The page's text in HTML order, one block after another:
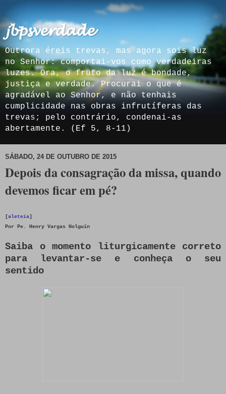
𝓳𝓫𝓹𝓼𝓿𝓮𝓻𝓭𝓪𝓭𝓮
Outrora éreis trevas, mas agora sois luz
no Senhor: comportai-vos como verdadeiras
luzes. Ora, o fruto da luz é bondade,
justiça e verdade. Procurai o que é
agradável ao Senhor, e não tenhais
cumplicidade nas obras infrutíferas das
trevas; pelo contrário, condenai-as
abertamente. (Ef 5, 8-11)
SÁBADO, 24 DE OUTUBRO DE 2015
Depois da consagração da missa, quando
devemos ficar em pé?
[aleteia]
Por
Pe. Henry Vargas Holguín
Saiba o momento liturgicamente correto
para levantar-se e conheça o seu
sentido